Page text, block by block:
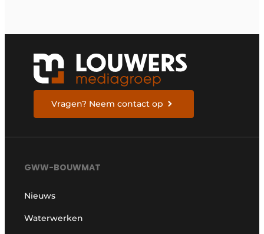
Vragen? Neem contact op
GWW-BOUWMAT
Nieuws
Waterwerken